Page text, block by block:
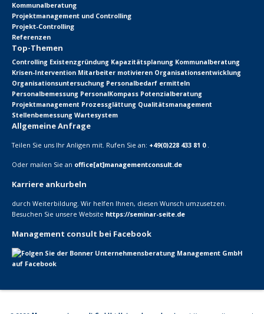
Kommunalberatung
Projektmanagement und Controlling
Projekt-Controlling
Referenzen
Top-Themen
Controlling Existenzgründung Kapazitätsplanung Kommunalberatung
Krisen-Intervention Mitarbeiter motivieren Organisationsentwicklung
Organisationsuntersuchung Personalbedarf ermitteln
Personalbemessung PersonalKompass Potenzialberatung
Projektmanagement Prozessglättung Qualitätsmanagement
Stellenbemessung Wartesystem
Allgemeine Anfrage
Teilen Sie uns Ihr Anligen mit. Rufen Sie an: +49(0)228 433 81 0 .
Oder mailen Sie an office[at]managementconsult.de
Karriere ankurbeln
durch Weiterbildung. Wir helfen Ihnen, diesen Wunsch umzusetzen.
Besuchen Sie unsere Website https://seminar-seite.de
Management consult bei Facebook